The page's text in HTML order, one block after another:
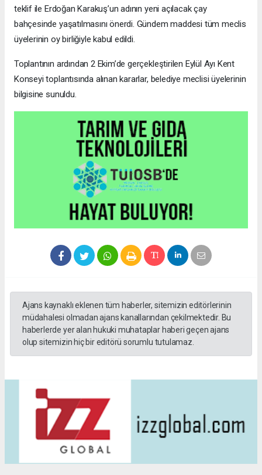
teklif ile Erdoğan Karakuş’un adının yeni açılacak çay
bahçesinde yaşatılmasını önerdi. Gündem maddesi tüm meclis
üyelerinin oy birliğiyle kabul edildi.
Toplantının ardından 2 Ekim’de gerçekleştirilen Eylül Ayı Kent
Konseyi toplantısında alınan kararlar, belediye meclisi üyelerinin
bilgisine sunuldu.
Ajans kaynaklı eklenen tüm haberler, sitemizin editörlerinin
müdahalesi olmadan ajans kanallarından çekilmektedir. Bu
haberlerde yer alan hukuki muhataplar haberi geçen ajans
olup sitemizin hiç bir editörü sorumlu tutulamaz.